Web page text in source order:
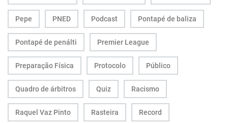
Pepe PNED Podcast Pontapé de baliza
Pontapé de penálti Premier League
Preparação Física Protocolo Público
Quadro de árbitros Quiz Racismo
Raquel Vaz Pinto Rasteira Record